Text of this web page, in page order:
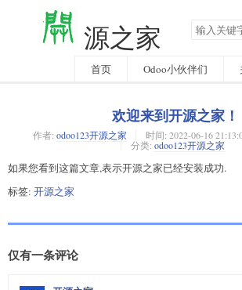
源之家 搜
索
字
首页 Odoo小伙伴们
欢迎来到开源之家！
作者: odoo123开源之家 时间: 2022-06-16
分类: odoo123开源之家
如果您看到这篇文章,表示开源之家已经安装成功.
标签: 开源之家
仅有一条评论